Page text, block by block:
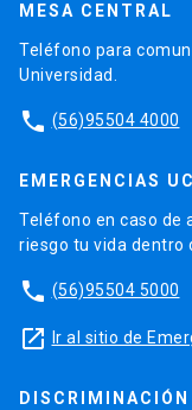
MESA CENTRAL
Teléfono para
Universidad.
phone (56)95504 4000
EMERGENCIAS UC
Teléfono en caso de
riesgo tu vida dentro
phone (56)95504 5000
launch Ir al sitio de